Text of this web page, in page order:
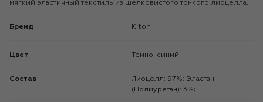
мягкий эластичный текстиль из шелковистого тонкого лиоцелла.
Бренд Kiton
Цвет Темно-синий
Состав
Лиоцелл: 97%; Эластан
(Полиуретан): 3%;